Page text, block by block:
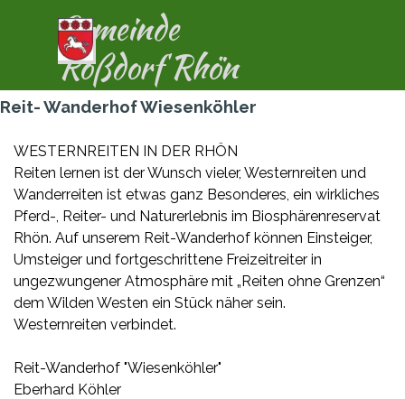
Menü überspringen
Gemeinde
Roßdorf Rhön
Reit- Wanderhof Wiesenköhler
WESTERNREITEN IN DER RHÖN
Reiten lernen ist der Wunsch vieler, Westernreiten und
Wanderreiten ist etwas ganz Besonderes, ein wirkliches
Pferd-, Reiter- und Naturerlebnis im Biosphärenreservat
Rhön. Auf unserem Reit-Wanderhof können Einsteiger,
Umsteiger und fortgeschrittene Freizeitreiter in
ungezwungener Atmosphäre mit „Reiten ohne Grenzen“
dem Wilden Westen ein Stück näher sein.
Westernreiten verbindet.
Reit-Wanderhof "Wiesenköhler"
Eberhard Köhler